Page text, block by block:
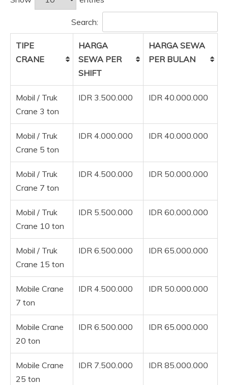
Search:
TIPE
CRANE
HARGA
SEWA PER
SHIFT
HARGA SEWA
PER BULAN
Mobil / Truk
Crane 3 ton
IDR 3.500.000 IDR 40.000.000
Mobil / Truk
Crane 5 ton
IDR 4.000.000 IDR 40.000.000
Mobil / Truk
Crane 7 ton
IDR 4.500.000 IDR 50.000.000
Mobil / Truk
Crane 10 ton
IDR 5.500.000 IDR 60.000.000
Mobil / Truk
Crane 15 ton
IDR 6.500.000 IDR 65.000.000
Mobile Crane
7 ton
IDR 4.500.000 IDR 50.000.000
Mobile Crane
20 ton
IDR 6.500.000 IDR 65.000.000
Mobile Crane
25 ton
IDR 7.500.000 IDR 85.000.000